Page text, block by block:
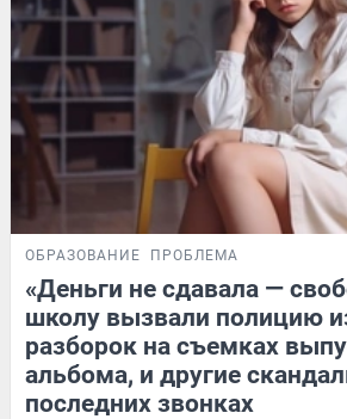
ОБРАЗОВАНИЕ ПРОБЛЕМА
«Деньги не сдавала —
школу вызвали полицию
разборок на съемках
альбома, и другие
последних звонках